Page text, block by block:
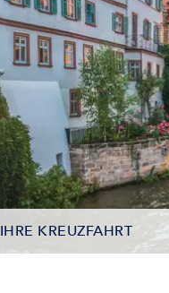
IHRE KREUZFAHRT